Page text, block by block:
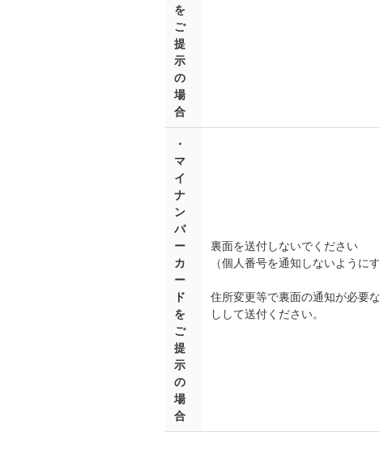
を
ご
提
示
の
場
合
・
マ
イ
ナ
ン
バ
ー
カ
ー
ド
を
ご
提
示
の
場
合
裏面を送付しないでください
（個人番号を通知しないように
住所変更等で裏面の通知が必要
しして送付ください。